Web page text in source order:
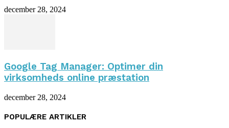
december 28, 2024
Google Tag Manager: Optimer din
virksomheds online præstation
december 28, 2024
POPULÆRE ARTIKLER